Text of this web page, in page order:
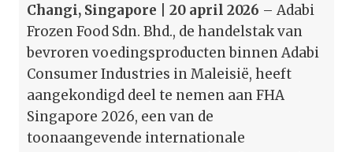
Changi, Singapore | 20 april 2026 – Adabi
Frozen Food Sdn. Bhd., de handelstak van
bevroren voedingsproducten binnen Adabi
Consumer Industries in Maleisië, heeft
aangekondigd deel te nemen aan FHA
Singapore 2026, een van de
toonaangevende internationale